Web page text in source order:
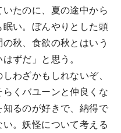
たのに、夏の途中から
い。ぼんやりとした頭
秋、食欲の秋とはいう
ずだ」と思う。
わざかもしれないぞ、
くバユーンと仲良くな
るのが好きで、納得で
。妖怪について考える